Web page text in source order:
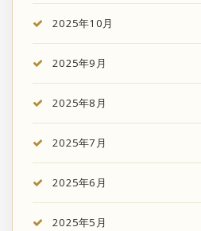
2025年10月
2025年9月
2025年8月
2025年7月
2025年6月
2025年5月